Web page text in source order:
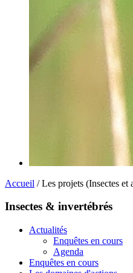
Accueil / Les projets (Insectes et
Insectes & invertébrés
Actualités
Enquêtes en cours
Agenda
Enquêtes en cours